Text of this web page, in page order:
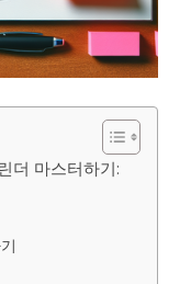
더 마스터하기: